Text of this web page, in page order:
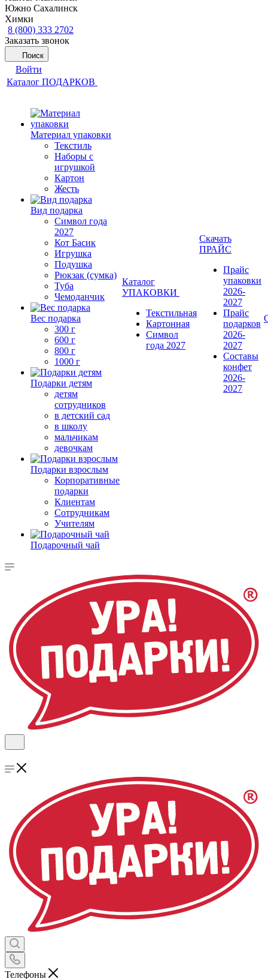
Южно Сахалинск
Химки
8 (800) 333 2702
Заказать звонок
Поиск
Войти
Каталог ПОДАРКОВ
Материал упаковки
Текстиль
Наборы с
игрушкой
Картон
Жесть
Вид подарка
Символ года
2027
Кот Басик
Игрушка
Подушка
Рюкзак (сумка)
Туба
Чемоданчик
Вес подарка
300 г
600 г
800 г
1000 г
Подарки детям
детям
сотрудников
в детский сад
в школу
мальчикам
девочкам
Подарки взрослым
Корпоративные
подарки
Клиентам
Сотрудникам
Учителям
Подарочный чай
Каталог
УПАКОВКИ
Текстильная
Картонная
Символ
года 2027
Скачать
ПРАЙС
Прайс
упаковки
2026-
2027
Прайс
подарков
2026-
2027
Составы
конфет
2026-
2027
Телефоны